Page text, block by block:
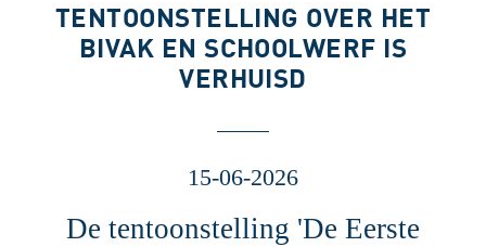
TENTOONSTELLING OVER HET
BIVAK EN SCHOOLWERF IS
VERHUISD
15-06-2026
De tentoonstelling 'De Eerste